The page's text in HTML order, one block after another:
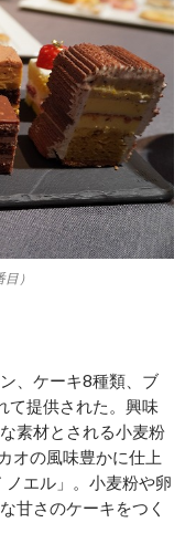
）
、ケーキ8種類、ブ
て提供された。興味
素材とされる小麦粉
オの風味豊かに仕上
ノエル」。小麦粉や卵
甘さのケーキをつく